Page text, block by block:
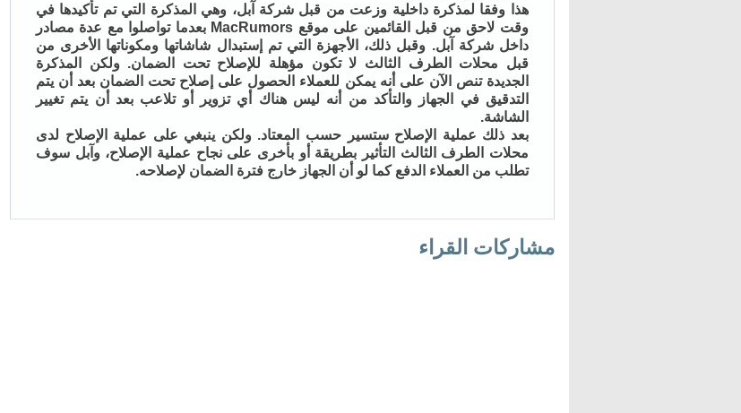
هذا وفقا لمذكرة داخلية وزعت من قبل شركة آبل، وهي المذكرة التي تم تأكيدها في
وقت لاحق من قبل القائمين على موقع MacRumors بعدما تواصلوا مع عدة مصادر
داخل شركة آبل. وقبل ذلك، الأجهزة التي تم إستبدال شاشاتها ومكوناتها الأخرى من
قبل محلات الطرف الثالث لا تكون مؤهلة للإصلاح تحت الضمان. ولكن المذكرة
الجديدة تنص الآن على أنه يمكن للعملاء الحصول على إصلاح تحت الضمان بعد أن يتم
التدقيق في الجهاز والتأكد من أنه ليس هناك أي تزوير أو تلاعب بعد أن يتم تغيير
الشاشة.
بعد ذلك عملية الإصلاح ستسير حسب المعتاد. ولكن ينبغي على عملية الإصلاح لدى
محلات الطرف الثالث التأثير بطريقة أو بأخرى على نجاح عملية الإصلاح، وآبل سوف
تطلب من العملاء الدفع كما لو أن الجهاز خارج فترة الضمان لإصلاحه.
مشاركات القراء